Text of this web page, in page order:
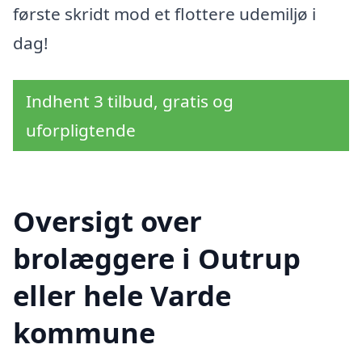
første skridt mod et flottere udemiljø i
dag!
Indhent 3 tilbud, gratis og
uforpligtende
Oversigt over
brolæggere i Outrup
eller hele Varde
kommune